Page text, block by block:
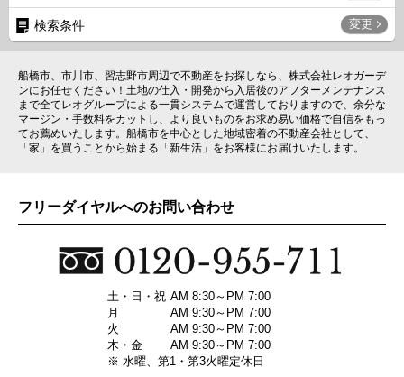
検索条件 変更
船橋市、市川市、習志野市周辺で不動産をお探しなら、株式会社レオガーデ
ンにお任せください！土地の仕入・開発から入居後のアフターメンテナンス
まで全てレオグループによる一貫システムで運営しておりますので、余分な
マージン・手数料をカットし、より良いものをお求め易い価格で自信をもっ
てお薦めいたします。船橋市を中心とした地域密着の不動産会社として、
「家」を買うことから始まる「新生活」をお客様にお届けいたします。
フリーダイヤルへのお問い合わせ
土・日・祝 AM 8:30～PM 7:00
月
AM 9:30～PM 7:00
火
AM 9:30～PM 7:00
木・金
AM 9:30～PM 7:00
※ 水曜、第1・第3火曜定休日